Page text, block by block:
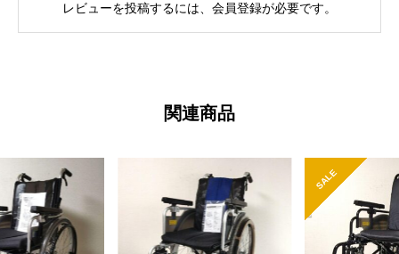
レビューを投稿するには、会員登録が必要です。
関連商品
SALE